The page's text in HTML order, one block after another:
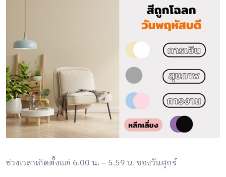
ช่วงเวลาเกิดตั้งแต่ 6.00 น. – 5.59 น. ของวันศุกร์